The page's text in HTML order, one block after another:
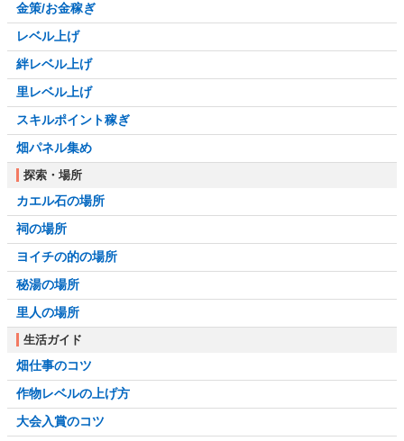
金策/お金稼ぎ
レベル上げ
絆レベル上げ
里レベル上げ
スキルポイント稼ぎ
畑パネル集め
探索・場所
カエル石の場所
祠の場所
ヨイチの的の場所
秘湯の場所
里人の場所
生活ガイド
畑仕事のコツ
作物レベルの上げ方
大会入賞のコツ